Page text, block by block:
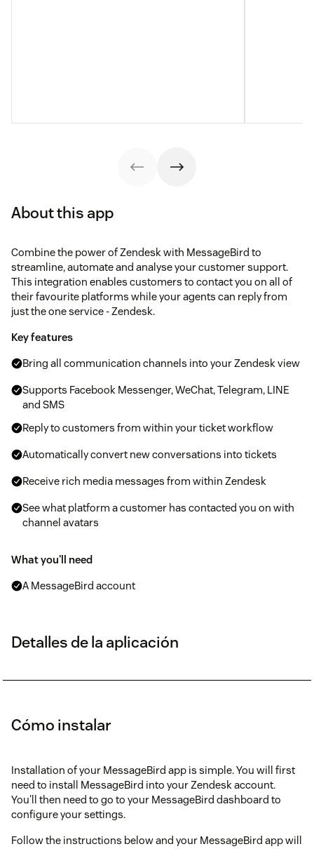
About this app
Combine the power of Zendesk with MessageBird to
streamline, automate and analyse your customer support.
This integration enables customers to contact you on all of
their favourite platforms while your agents can reply from
just the one service - Zendesk.
Key features
Bring all communication channels into your Zendesk view
Supports Facebook Messenger, WeChat, Telegram, LINE
and SMS
Reply to customers from within your ticket workflow
Automatically convert new conversations into tickets
Receive rich media messages from within Zendesk
See what platform a customer has contacted you on with
channel avatars
What you'll need
A MessageBird account
Detalles de la aplicación
Cómo instalar
Installation of your MessageBird app is simple. You will first
need to install MessageBird into your Zendesk account.
You'll then need to go to your MessageBird dashboard to
configure your settings.
Follow the instructions below and your MessageBird app will